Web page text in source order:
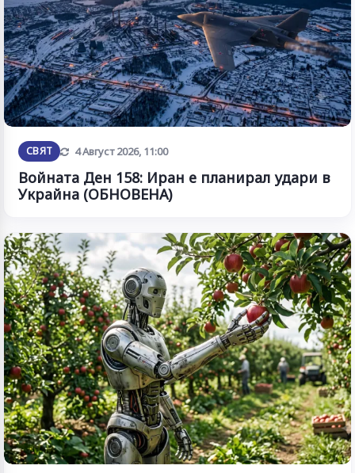
СВЯТ Обновена
4 Август 2026, 11:00
Войната Ден 158: Иран е планирал удари в
Украйна (ОБНОВЕНА)